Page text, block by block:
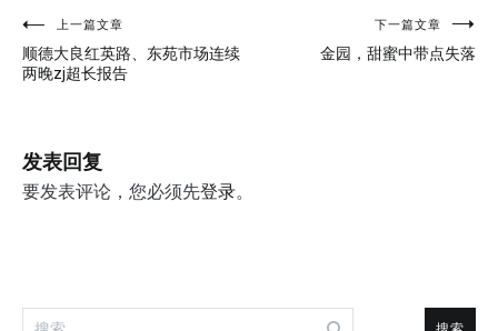
文
章
航
上一篇文章
顺德大良红英路、东苑市场连续
两晚zj超长报告
下一篇文章
金园，甜蜜中带点失落
发表回复
要发表评论，您必须先登录。
搜